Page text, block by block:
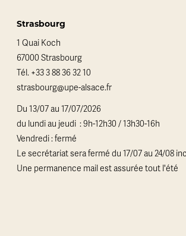
Strasbourg
1 Quai Koch
67000 Strasbourg
Tél. +33 3 88 36 32 10
strasbourg@upe-alsace.fr
Du 13/07 au 17/07/2026
du lundi au jeudi : 9h-12h30 / 13h30-16h
Vendredi : fermé
Le secrétariat sera fermé du 17/07 au 24/08
Une permanence mail est assurée tout l'été